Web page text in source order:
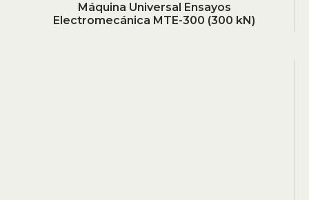
Máquina Universal Ensayos
Electromecánica MTE-300 (300 kN)